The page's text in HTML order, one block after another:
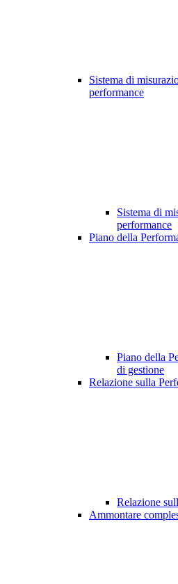
Sistema di
performance
Sistema di
performance
Piano della
Piano della
di gestione
Relazione sulla
Relazione
Ammontare